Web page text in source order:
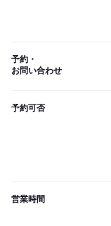
予約・
お問い合わせ
予約可否
営業時間